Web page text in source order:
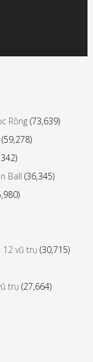
Rồng (73,639)
(59,278)
Ball (36,345)
12 vũ trụ (30,715)
trụ (27,664)